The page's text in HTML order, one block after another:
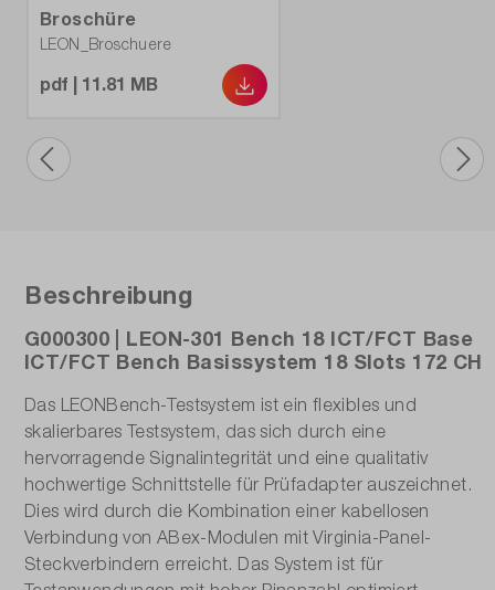
Broschüre
LEON_Broschuere
pdf | 11.81 MB
Beschreibung
G000300 | LEON-301 Bench 18 ICT/FCT Base
ICT/FCT Bench Basissystem 18 Slots 172 CH
Das LEONBench-Testsystem ist ein flexibles und
skalierbares Testsystem, das sich durch eine
hervorragende Signalintegrität und eine qualitativ
hochwertige Schnittstelle für Prüfadapter auszeichnet.
Dies wird durch die Kombination einer kabellosen
Verbindung von ABex-Modulen mit Virginia-Panel-
Steckverbindern erreicht. Das System ist für